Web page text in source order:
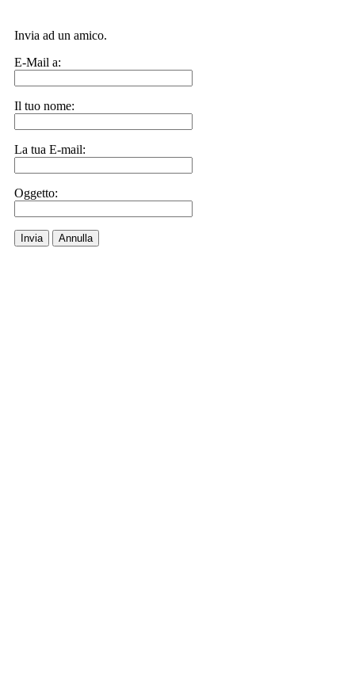
Invia ad un amico.
E-Mail a:
Il tuo nome:
La tua E-mail:
Oggetto:
Invia Annulla